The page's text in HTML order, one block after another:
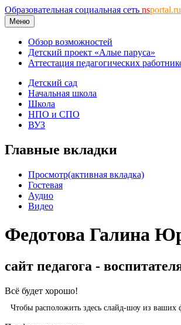
Образовательная социальная сеть nsportal.ru
Меню
Обзор возможностей
Детский проект «Алые паруса»
Аттестация педагогических
Детский сад
Начальная школа
Школа
НПО и СПО
ВУЗ
Главные вкладки
Просмотр(активная вкладка)
Гостевая
Аудио
Видео
Федотова Галина
сайт педагога -
Всё будет хорошо!
Чтобы расположить здесь слайд-шоу из ваших